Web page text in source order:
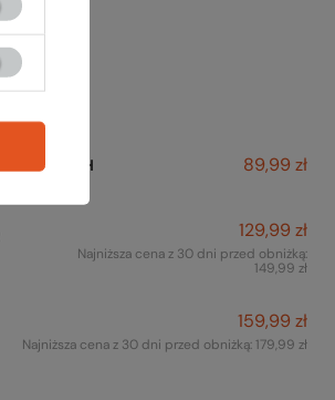
POUCH 89,99 zł
129,99 zł
Najniższa cena z 30 dni przed obniżką:
149,99 zł
159,99 zł
Najniższa cena z 30 dni przed obniżką:179,99 zł